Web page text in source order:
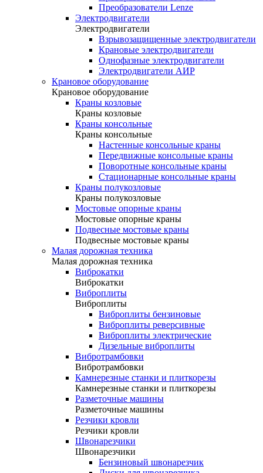
Преобразователи Lenze
Электродвигатели
Электродвигатели
Взрывозащищенные электродвигатели
Крановые электродвигатели
Однофазные электродвигатели
Электродвигатели АИР
Крановое оборудование
Крановое оборудование
Краны козловые
Краны козловые
Краны консольные
Краны консольные
Настенные консольные краны
Передвижные консольные краны
Поворотные консольные краны
Стационарные консольные краны
Краны полукозловые
Краны полукозловые
Мостовые опорные краны
Мостовые опорные краны
Подвесные мостовые краны
Подвесные мостовые краны
Малая дорожная техника
Малая дорожная техника
Виброкатки
Виброкатки
Виброплиты
Виброплиты
Виброплиты бензиновые
Виброплиты реверсивные
Виброплиты электрические
Дизельные виброплиты
Вибротрамбовки
Вибротрамбовки
Камнерезные станки и плиткорезы
Камнерезные станки и плиткорезы
Разметочные машины
Разметочные машины
Резчики кровли
Резчики кровли
Швонарезчики
Швонарезчики
Бензиновый швонарезчик